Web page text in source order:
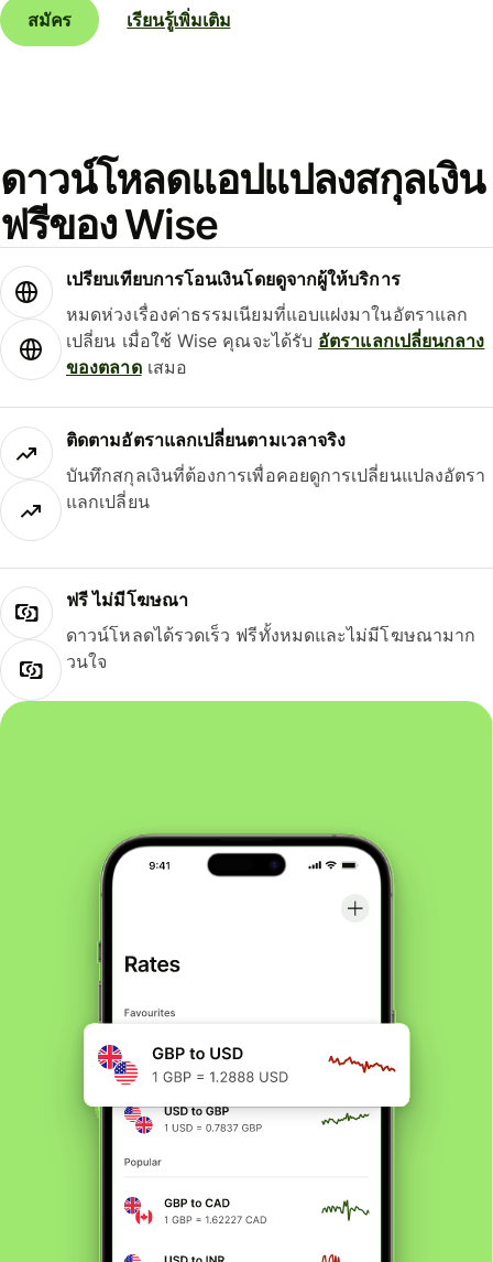
สมัคร เรียนรู้เพิ่มเติม
ดาวน์โหลดแอปแปลงสกุลเงิน
ฟรีของ Wise
เปรียบเทียบการโอนเงินโดยดูจากผู้ให้บริการ
หมดห่วงเรื่องค่าธรรมเนียมที่แอบแฝงมาในอัตราแลก
เปลี่ยน เมื่อใช้ Wise คุณจะได้รับ อัตราแลกเปลี่ยนกลาง
ของตลาดเสมอ
ติดตามอัตราแลกเปลี่ยนตามเวลาจริง
บันทึกสกุลเงินที่ต้องการเพื่อคอยดูการเปลี่ยนแปลงอัตรา
แลกเปลี่ยน
ฟรี ไม่มีโฆษณา
ดาวน์โหลดได้รวดเร็ว ฟรีทั้งหมดและไม่มีโฆษณามาก
วนใจ